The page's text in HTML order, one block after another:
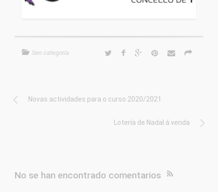
Sen categoría
Novas actividades para o curso 2020/2021
Lotería de Nadal á venda
No se han encontrado comentarios